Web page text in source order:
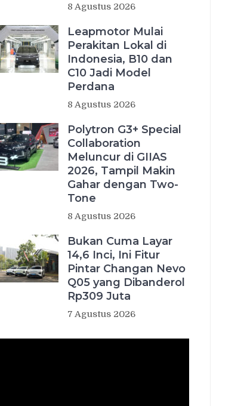
8 Agustus 2026
Leapmotor Mulai
Perakitan Lokal di
Indonesia, B10 dan
C10 Jadi Model
Perdana
8 Agustus 2026
Polytron G3+ Special
Collaboration
Meluncur di GIIAS
2026, Tampil Makin
Gahar dengan Two-
Tone
8 Agustus 2026
Bukan Cuma Layar
14,6 Inci, Ini Fitur
Pintar Changan Nevo
Q05 yang Dibanderol
Rp309 Juta
7 Agustus 2026